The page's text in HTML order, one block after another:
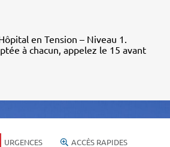
en Tension – Niveau 1.
à chacun, appelez le 15 avant
URGENCES ACCÈS RAPIDES